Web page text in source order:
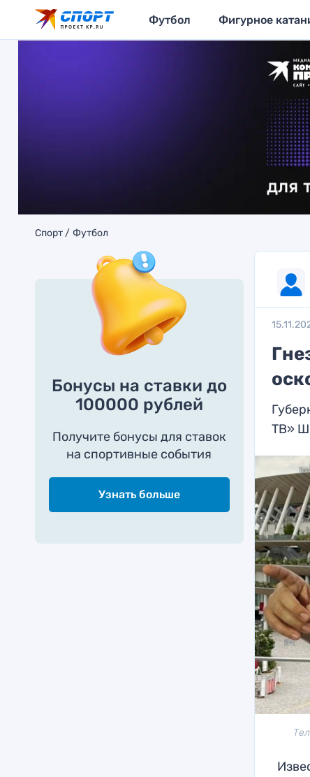
Футбол Фигурное
Спорт Футбол
Бонусы на ставки до
100000 рублей
Получите бонусы для ставок
на спортивные события
Узнать больше
ТВ»